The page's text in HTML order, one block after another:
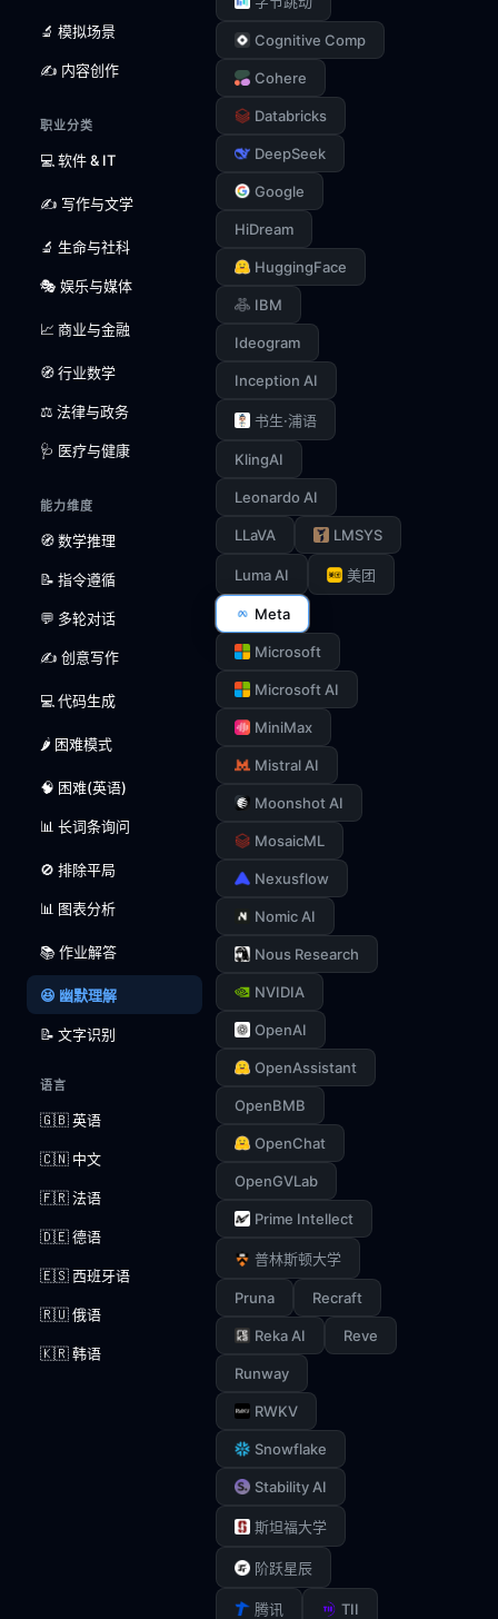
🔬 模拟场景
✍️ 内容创作
职业分类
💻 软件 & IT
✍️ 写作与文学
🔬 生命与社科
🎭 娱乐与媒体
📈 商业与金融
🧭 行业数学
⚖️ 法律与政务
🩺 医疗与健康
能力维度
🧭 数学推理
📝 指令遵循
💬 多轮对话
✍️ 创意写作
💻 代码生成
🌶️ 困难模式
🧠 困难(英语)
📊 长词条询问
🚫 排除平局
📊 图表分析
📚 作业解答
😆 幽默理解
📝 文字识别
语言
🇬🇧 英语
🇨🇳 中文
🇫🇷 法语
🇩🇪 德语
🇪🇸 西班牙语
🇷🇺 俄语
🇰🇷 韩语
Cognitive Comp
Cohere
Databricks
DeepSeek
Google
HiDream
HuggingFace
IBM
Ideogram
Inception AI
书生·浦语
KlingAI
Leonardo AI
LLaVA LMSYS
Luma AI 美团
Meta
Microsoft
Microsoft AI
MiniMax
Mistral AI
Moonshot AI
MosaicML
Nexusflow
Nomic AI
Nous Research
NVIDIA
OpenAI
OpenAssistant
OpenBMB
OpenChat
OpenGVLab
Prime Intellect
普林斯顿大学
Pruna Recraft
Reka AI Reve
Runway
RWKV
Snowflake
Stability AI
斯坦福大学
阶跃星辰
腾讯 TII